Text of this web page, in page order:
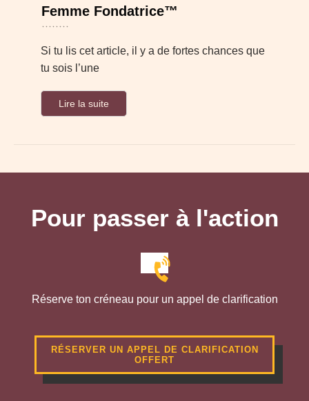
Femme Fondatrice™
Si tu lis cet article, il y a de fortes chances que
tu sois l’une
Lire la suite
Pour passer à l'action
Réserve ton créneau pour un appel de clarification
RÉSERVER UN APPEL DE CLARIFICATION
OFFERT